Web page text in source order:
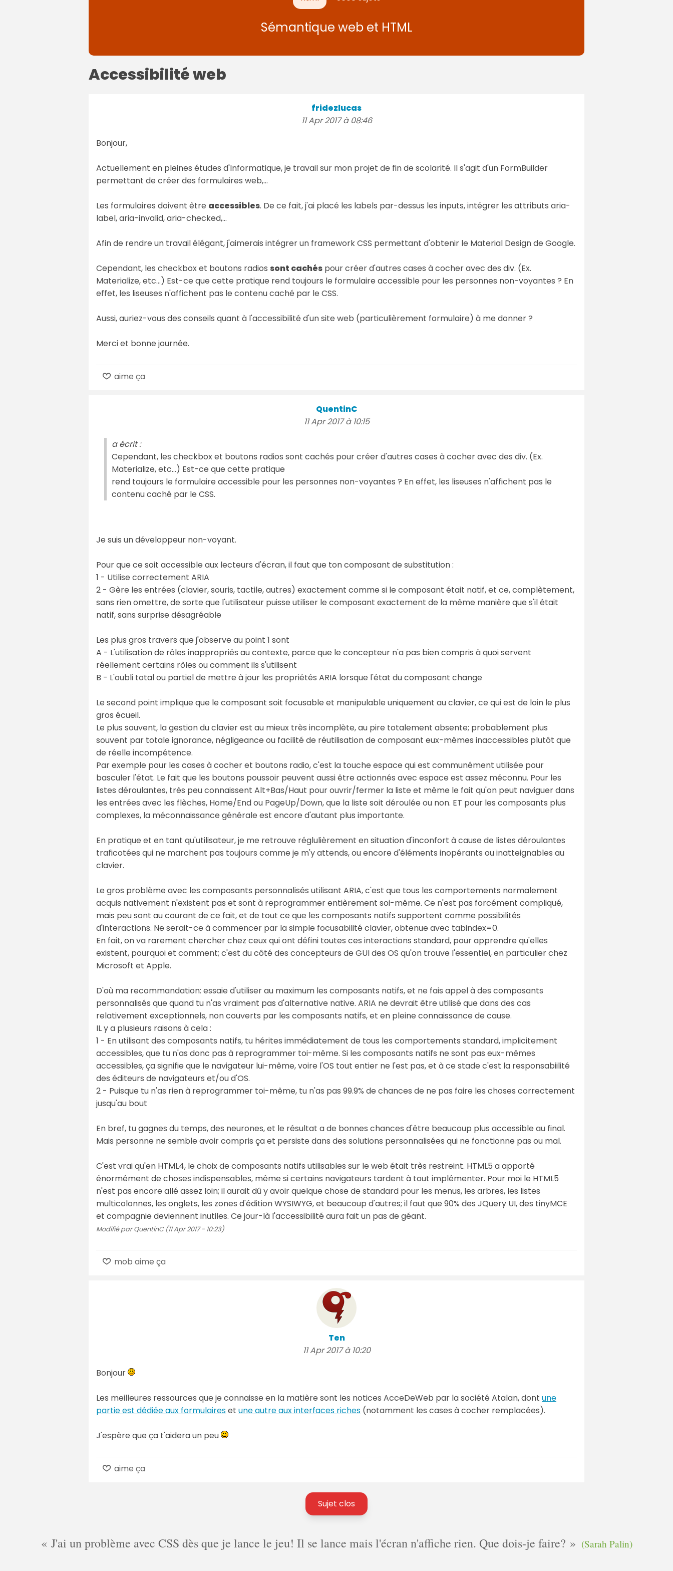
Sémantique web et HTML
Accessibilité web
fridezlucas
11 Apr 2017 à 08:46
Bonjour,
Actuellement en pleines études d'Informatique, je travail sur mon projet de fin de scolarité. Il s'agit d'un FormBuilder
permettant de créer des formulaires web,...
Les formulaires doivent être accessibles. De ce fait, j'ai placé les labels par-dessus les inputs, intégrer les attributs aria-
label, aria-invalid, aria-checked,...
Afin de rendre un travail élégant, j'aimerais intégrer un framework CSS permettant d'obtenir le Material Design de Google.
Cependant, les checkbox et boutons radios sont cachés pour créer d'autres cases à cocher avec des div. (Ex.
Materialize, etc...) Est-ce que cette pratique rend toujours le formulaire accessible pour les personnes non-voyantes ? En
effet, les liseuses n'affichent pas le contenu caché par le CSS.
Aussi, auriez-vous des conseils quant à l'accessibilité d'un site web (particulièrement formulaire) à me donner ?
Merci et bonne journée.
aime ça
QuentinC
11 Apr 2017 à 10:15
a écrit :
Cependant, les checkbox et boutons radios sont cachés pour créer d'autres cases à cocher avec des div. (Ex.
Materialize, etc...) Est-ce que cette pratique
rend toujours le formulaire accessible pour les personnes non-voyantes ? En effet, les liseuses n'affichent pas le
contenu caché par le CSS.
Je suis un développeur non-voyant.
Pour que ce soit accessible aux lecteurs d'écran, il faut que ton composant de substitution :
1 - Utilise correctement ARIA
2 - Gère les entrées (clavier, souris, tactile, autres) exactement comme si le composant était natif, et ce, complètement,
sans rien omettre, de sorte que l'utilisateur puisse utiliser le composant exactement de la même manière que s'il était
natif, sans surprise désagréable
Les plus gros travers que j'observe au point 1 sont
A - L'utilisation de rôles inappropriés au contexte, parce que le concepteur n'a pas bien compris à quoi servent
réellement certains rôles ou comment ils s'utilisent
B - L'oubli total ou partiel de mettre à jour les propriétés ARIA lorsque l'état du composant change
Le second point implique que le composant soit focusable et manipulable uniquement au clavier, ce qui est de loin le plus
gros écueil.
Le plus souvent, la gestion du clavier est au mieux très incomplète, au pire totalement absente; probablement plus
souvent par totale ignorance, négligeance ou facilité de réutilisation de composant eux-mêmes inaccessibles plutôt que
de réelle incompétence.
Par exemple pour les cases à cocher et boutons radio, c'est la touche espace qui est communément utilisée pour
basculer l'état. Le fait que les boutons poussoir peuvent aussi être actionnés avec espace est assez méconnu. Pour les
listes déroulantes, très peu connaissent Alt+Bas/Haut pour ouvrir/fermer la liste et même le fait qu'on peut naviguer dans
les entrées avec les flèches, Home/End ou PageUp/Down, que la liste soit déroulée ou non. ET pour les composants plus
complexes, la méconnaissance générale est encore d'autant plus importante.
En pratique et en tant qu'utilisateur, je me retrouve réglulièrement en situation d'inconfort à cause de listes déroulantes
traficotées qui ne marchent pas toujours comme je m'y attends, ou encore d'éléments inopérants ou inatteignables au
clavier.
Le gros problème avec les composants personnalisés utilisant ARIA, c'est que tous les comportements normalement
acquis nativement n'existent pas et sont à reprogrammer entièrement soi-même. Ce n'est pas forcément compliqué,
mais peu sont au courant de ce fait, et de tout ce que les composants natifs supportent comme possibilités
d'interactions. Ne serait-ce à commencer par la simple focusabilité clavier, obtenue avec tabindex=0.
En fait, on va rarement chercher chez ceux qui ont défini toutes ces interactions standard, pour apprendre qu'elles
existent, pourquoi et comment; c'est du côté des concepteurs de GUI des OS qu'on trouve l'essentiel, en particulier chez
Microsoft et Apple.
D'où ma recommandation: essaie d'utiliser au maximum les composants natifs, et ne fais appel à des composants
personnalisés que quand tu n'as vraiment pas d'alternative native. ARIA ne devrait être utilisé que dans des cas
relativement exceptionnels, non couverts par les composants natifs, et en pleine connaissance de cause.
IL y a plusieurs raisons à cela :
1 - En utilisant des composants natifs, tu hérites immédiatement de tous les comportements standard, implicitement
accessibles, que tu n'as donc pas à reprogrammer toi-même. Si les composants natifs ne sont pas eux-mêmes
accessibles, ça signifie que le navigateur lui-même, voire l'OS tout entier ne l'est pas, et à ce stade c'est la responsabiilité
des éditeurs de navigateurs et/ou d'OS.
2 - Puisque tu n'as rien à reprogrammer toi-même, tu n'as pas 99.9% de chances de ne pas faire les choses correctement
jusqu'au bout
En bref, tu gagnes du temps, des neurones, et le résultat a de bonnes chances d'être beaucoup plus accessible au final.
Mais personne ne semble avoir compris ça et persiste dans des solutions personnalisées qui ne fonctionne pas ou mal.
C'est vrai qu'en HTML4, le choix de composants natifs utilisables sur le web était très restreint. HTML5 a apporté
énormément de choses indispensables, même si certains navigateurs tardent à tout implémenter. Pour moi le HTML5
n'est pas encore allé assez loin; il aurait dû y avoir quelque chose de standard pour les menus, les arbres, les listes
multicolonnes, les onglets, les zones d'édition WYSIWYG, et beaucoup d'autres; il faut que 90% des JQuery UI, des tinyMCE
et compagnie deviennent inutiles. Ce jour-là l'accessibilité aura fait un pas de géant.
Modifié par QuentinC (11 Apr 2017 - 10:23)
mob aime ça
Ten
11 Apr 2017 à 10:20
Bonjour
Les meilleures ressources que je connaisse en la matière sont les notices AcceDeWeb par la société Atalan, dont une
partie est dédiée aux formulaireset une autre aux interfaces riches (notamment les cases à cocher remplacées).
J'espère que ça t'aidera un peu
aime ça
Sujet clos
J'ai un problème avec CSS dès que je lance le jeu! Il se lance mais l'écran n'affiche rien. Que dois-je faire? (Sarah Palin)